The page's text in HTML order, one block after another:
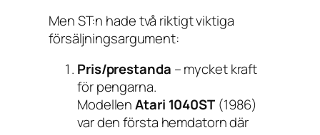
Men ST:n hade två riktigt viktiga
försäljningsargument:
Pris/prestanda – mycket kraft
för pengarna.
ModellenAtari 1040ST(1986)
var den första hemdatorn där